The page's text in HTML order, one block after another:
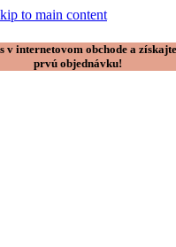
to main content
v internetovom obchode a
prvú objednávku!